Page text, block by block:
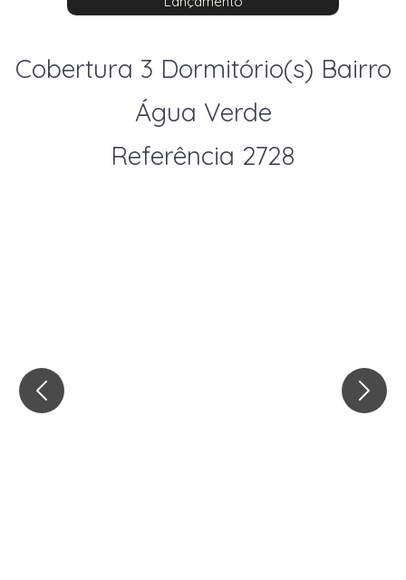
Cobertura 3 Dormitório(s) Bairro
Água Verde
Referência 2728